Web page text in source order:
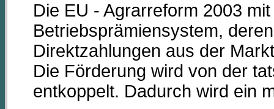
Die EU - Agrarreform 2003
Betriebsprämiensystem,
Direktzahlungen aus der
Die Förderung wird von der
entkoppelt. Dadurch wird ein